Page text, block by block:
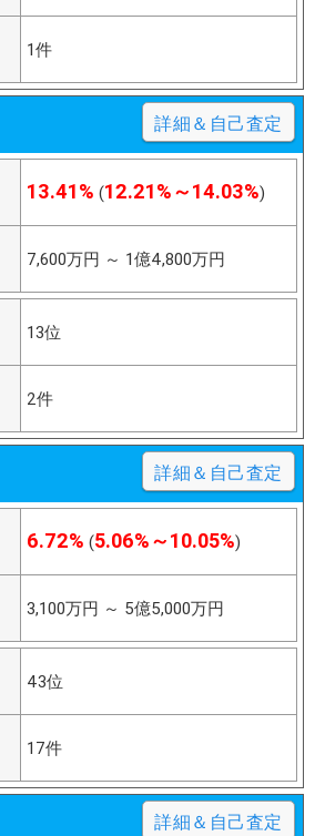
1件
詳細＆自己査定
13.41% (12.21%～14.03%)
7,600万円 ～ 1億4,800万円
13位
2件
詳細＆自己査定
6.72% (5.06%～10.05%)
3,100万円 ～ 5億5,000万円
43位
17件
詳細＆自己査定